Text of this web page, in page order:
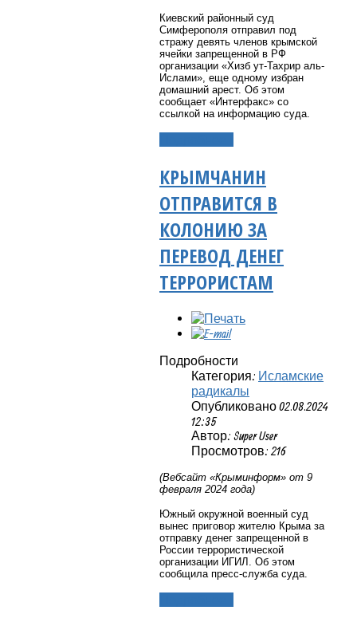
Киевский районный суд
Симферополя отправил под
стражу девять членов крымской
ячейки запрещенной в РФ
организации «Хизб ут-Тахрир аль-
Ислами», еще одному избран
домашний арест. Об этом
сообщает «Интерфакс» со
ссылкой на информацию суда.
КРЫМЧАНИН
ОТПРАВИТСЯ В
КОЛОНИЮ ЗА
ПЕРЕВОД ДЕНЕГ
ТЕРРОРИСТАМ
Подробности
Категория: Исламские
радикалы
Опубликовано 02.08.2024
12:35
Автор: Super User
Просмотров: 216
(Вебсайт «Крыминформ» от 9
февраля 2024 года)
Южный окружной военный суд
вынес приговор жителю Крыма за
отправку денег запрещенной в
России террористической
организации ИГИЛ. Об этом
сообщила пресс-служба суда.